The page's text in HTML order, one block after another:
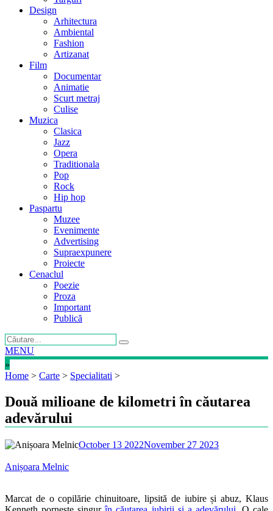
Design
Arhitectura
Ambiental
Fashion
Artizanat
Film
Documentar
Animatie
Scurt metraj
Culise
Muzica
Clasica
Jazz
Opera
Traditionala
Pop
Rock
Hip hop
Paspartu
Muzee
Evenimente
Advertising
Supraexpunere
Proiecte
Cenaclul
Poezie
Proza
Important
Publică
MENU
»
Home > Carte > Specialitati >
Două milioane de kilometri în căutarea
adevărului
October 13 2022November 27 2023
Anișoara Melnic
Marcat de o copilărie chinuitoare, lipsită de iubire și abuz, Klaus